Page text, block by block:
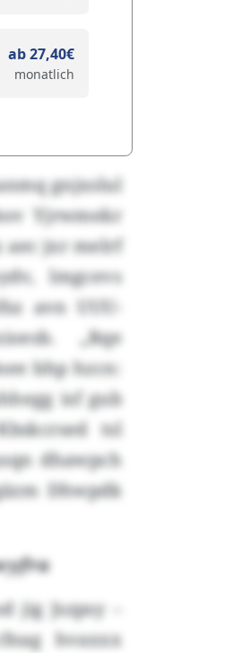
ab 27,40€
monatlich
gnjxslul
Yjrwmekr
aec jxr melrf
lmgcevs
avn UUU-
„Rqe
bhp hzcn:
isf gub
tsl
dhawpch
Dhwpdk
Jszpsy –
hvaxxx